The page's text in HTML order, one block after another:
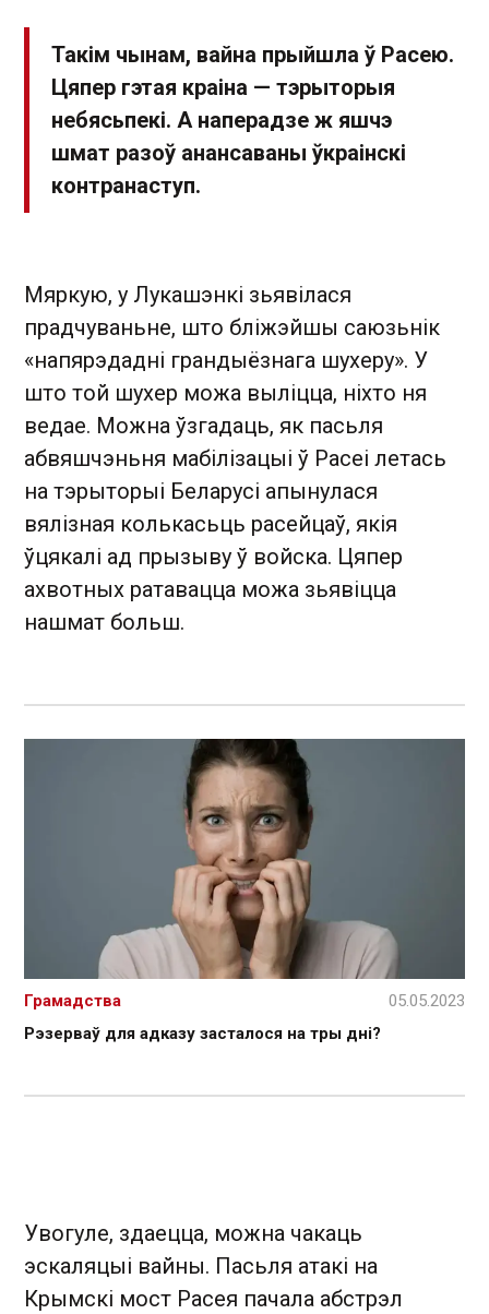
Такім чынам, вайна прыйшла ў Расею.
Цяпер гэтая краіна — тэрыторыя
небясьпекі. А наперадзе ж яшчэ
шмат разоў анансаваны ўкраінскі
контранаступ.
Мяркую, у Лукашэнкі зьявілася
прадчуваньне, што бліжэйшы саюзьнік
«напярэдадні грандыёзнага шухеру». У
што той шухер можа выліцца, ніхто ня
ведае. Можна ўзгадаць, як пасьля
абвяшчэньня мабілізацыі ў Расеі летась
на тэрыторыі Беларусі апынулася
вялізная колькасьць расейцаў, якія
ўцякалі ад прызыву ў войска. Цяпер
ахвотных ратавацца можа зьявіцца
нашмат больш.
Рэзерваў для адказу засталося на тры дні?
Грамадства 05.05.2023
Увогуле, здаецца, можна чакаць
эскаляцыі вайны. Пасьля атакі на
Крымскі мост Расея пачала абстрэл